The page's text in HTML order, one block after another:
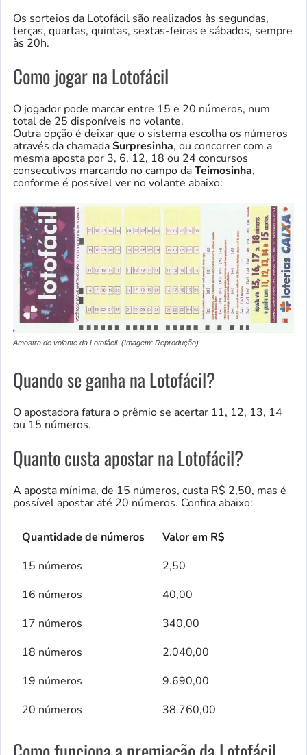
Os sorteios da Lotofácil são realizados às segundas,
terças, quartas, quintas, sextas-feiras e sábados, sempre
às 20h.
Como jogar na Lotofácil
O jogador pode marcar entre 15 e 20 números, num
total de 25 disponíveis no volante.
Outra opção é deixar que o sistema escolha os números
através da chamadaSurpresinha, ou concorrer com a
mesma aposta por 3, 6, 12, 18 ou 24 concursos
consecutivos marcando no campo daTeimosinha,
conforme é possível ver no volante abaixo:
Amostra de volante da Lotofácil. (Imagem: Reprodução)
Quando se ganha na Lotofácil?
O apostadora fatura o prêmio se acertar 11, 12, 13, 14
ou 15 números.
Quanto custa apostar na Lotofácil?
A aposta mínima, de 15 números, custa R$ 2,50, mas é
possível apostar até 20 números. Confira abaixo:
Quantidade de números
Valor em R$
15 números
2,50
16 números
40,00
17 números
340,00
18 números
2.040,00
19 números
9.690,00
20 números
38.760,00